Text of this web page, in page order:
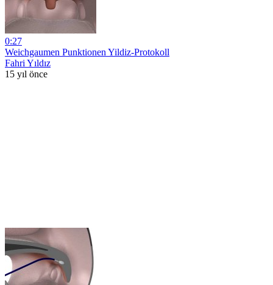
0:27
Weichgaumen Punktionen Yildiz-Protokoll
Fahri Yıldız
15 yıl önce